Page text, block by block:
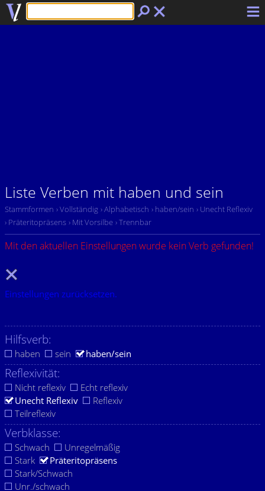
Liste Verben mit haben und sein
Stammformen › Vollständig › Alphabetisch › haben/sein › Unecht Reflexiv
› Präteritopräsens › Mit Vorsilbe › Trennbar
Mit den aktuellen Einstellungen wurde kein Verb gefunden!
Einstellungen zurücksetzen.
Hilfsverb:
haben sein haben/sein
Reflexivität:
Nicht reflexiv
Echt reflexiv
Unecht Reflexiv
Reflexiv
Teilreflexiv
Verbklasse:
Schwach
Unregelmäßig
Stark
Präteritopräsens
Stark/Schwach
Unr./schwach